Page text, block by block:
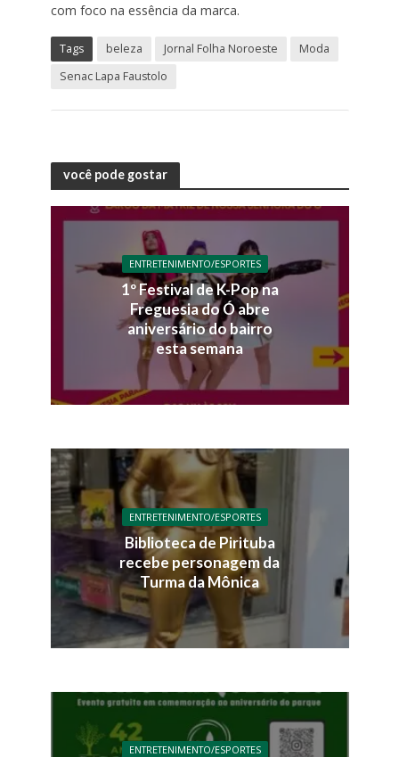
com foco na essência da marca.
Tags beleza Jornal Folha Noroeste
Moda
Senac Lapa Faustolo
você pode gostar
ENTRETENIMENTO/ESPORTES
1º Festival de K-Pop na
Freguesia do Ó abre
aniversário do bairro
esta semana
ENTRETENIMENTO/ESPORTES
Biblioteca de Pirituba
recebe personagem da
Turma da Mônica
ENTRETENIMENTO/ESPORTES